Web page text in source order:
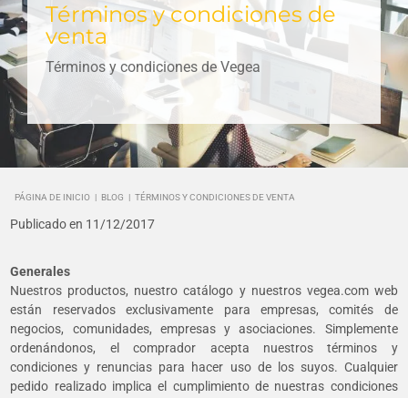
Términos y condiciones de
venta
Términos y condiciones de Vegea
PÁGINA DE INICIO | BLOG | TÉRMINOS Y CONDICIONES DE VENTA
Publicado en 11/12/2017
Generales
Nuestros productos, nuestro catálogo y nuestros vegea.com web
están reservados exclusivamente para empresas, comités de
negocios, comunidades, empresas y asociaciones. Simplemente
ordenándonos, el comprador acepta nuestros términos y
condiciones y renuncias para hacer uso de los suyos. Cualquier
pedido realizado implica el cumplimiento de nuestras condiciones